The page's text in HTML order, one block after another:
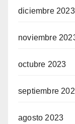
diciembre 2023
noviembre
octubre 2023
septiembre
agosto 2023